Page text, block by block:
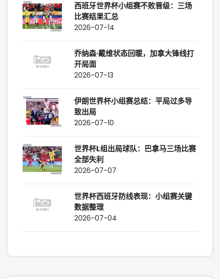
西班牙世界杯小组赛不败晋级：三场
比赛结果汇总
2026-07-14
乔纳森·戴维状态回暖，加拿大锋线打
开局面
2026-07-13
伊朗世界杯小组赛总结：平局过多导
致出局
2026-07-10
世界杯L组出局球队：巴拿马三场比赛
全部失利
2026-07-07
世界杯西班牙防线表现：小组赛关键
数据整理
2026-07-04